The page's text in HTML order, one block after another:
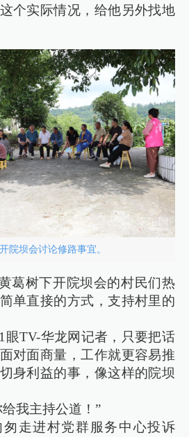
个实际情况，给他另外找地
院坝会讨论修路事宜。
葛树下开院坝会的村民们热
单直接的方式，支持村里的
眼TV-华龙网记者，只要把话
对面商量，工作就更容易推
身利益的事，像这样的院坝
我主持公道！”
走进村党群服务中心投诉